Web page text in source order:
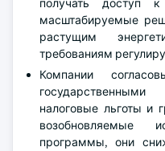
получать доступ
масштабируемые
растущим
требованиям
Компании
налоговые льготы и
возобновляемые
программы, они